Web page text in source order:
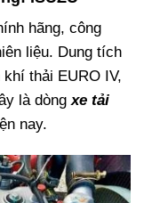
hãng, công
liệu. Dung tích
thải EURO IV,
là dòngxe tải
nay.